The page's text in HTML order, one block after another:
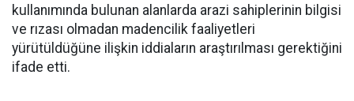
kullanımında bulunan alanlarda arazi sahiplerinin bilgisi
ve rızası olmadan madencilik faaliyetleri
yürütüldüğüne ilişkin iddiaların araştırılması gerektiğini
ifade etti.